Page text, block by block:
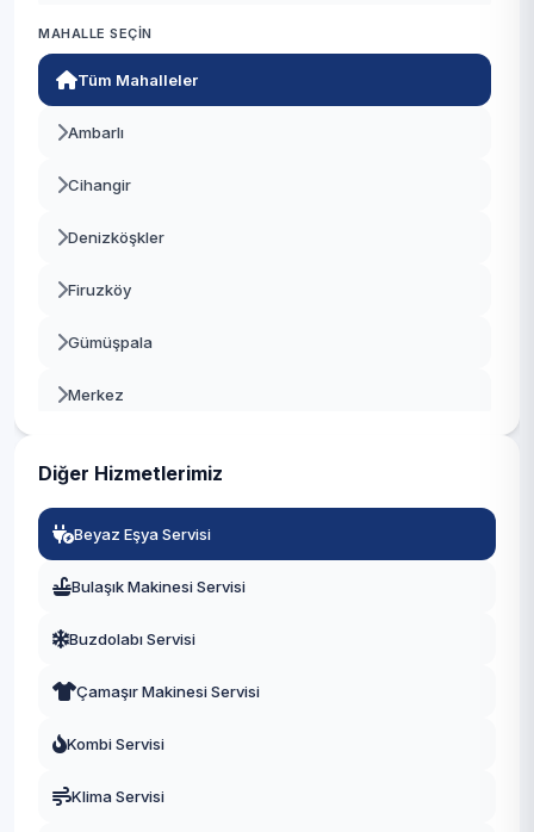
Bakırköy
Başakşehir
Beşiktaş
Beylikdüzü
Beyoğlu
Çekmeköy
Esenler
MAHALLE SEÇIN
Tüm Mahalleler
Ambarlı
Cihangir
Denizköşkler
Firuzköy
Gümüşpala
Merkez
Diğer Hizmetlerimiz
Beyaz Eşya Servisi
Bulaşık Makinesi Servisi
Buzdolabı Servisi
Çamaşır Makinesi Servisi
Kombi Servisi
Klima Servisi